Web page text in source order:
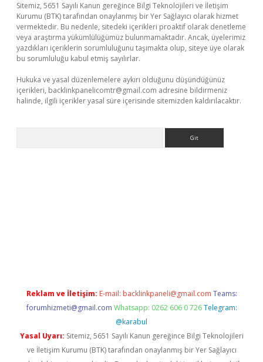
Sitemiz, 5651 Sayılı Kanun gereğince Bilgi Teknolojileri ve İletişim
Kurumu (BTK) tarafından onaylanmış bir Yer Sağlayıcı olarak hizmet
vermektedir. Bu nedenle, sitedeki içerikleri proaktif olarak denetleme
veya araştırma yükümlülüğümüz bulunmamaktadır. Ancak, üyelerimiz
yazdıkları içeriklerin sorumluluğunu taşımakta olup, siteye üye olarak
bu sorumluluğu kabul etmiş sayılırlar.
Hukuka ve yasal düzenlemelere aykırı olduğunu düşündüğünüz
içerikleri, backlinkpanelicomtr@gmail.com adresine bildirmeniz
halinde, ilgili içerikler yasal süre içerisinde sitemizden kaldırılacaktır.
Reklam ve İletişim: E-mail: backlinkpaneli@gmail.com Teams:
forumhizmeti@gmail.com Whatsapp: 0262 606 0 726 Telegram:
@karabul
Yasal Uyarı: Sitemiz, 5651 Sayılı Kanun gereğince Bilgi Teknolojileri
ve İletişim Kurumu (BTK) tarafından onaylanmış bir Yer Sağlayıcı